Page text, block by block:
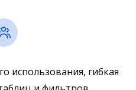
использования, гибкая